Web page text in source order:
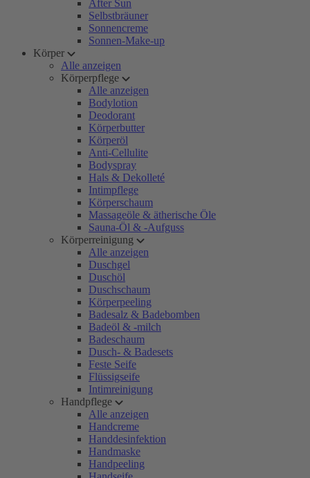
After Sun
Selbstbräuner
Sonnencreme
Sonnen-Make-up
Körper
Alle anzeigen
Körperpflege
Alle anzeigen
Bodylotion
Deodorant
Körperbutter
Körperöl
Anti-Cellulite
Bodyspray
Hals & Dekolleté
Intimpflege
Körperschaum
Massageöle & ätherische Öle
Sauna-Öl & -Aufguss
Körperreinigung
Alle anzeigen
Duschgel
Duschöl
Duschschaum
Körperpeeling
Badesalz & Badebomben
Badeöl & -milch
Badeschaum
Dusch- & Badesets
Feste Seife
Flüssigseife
Intimreinigung
Handpflege
Alle anzeigen
Handcreme
Handdesinfektion
Handmaske
Handpeeling